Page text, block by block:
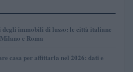
degli immobili di lusso: le città italiane
e Roma
casa per affittarla nel 2026: dati e